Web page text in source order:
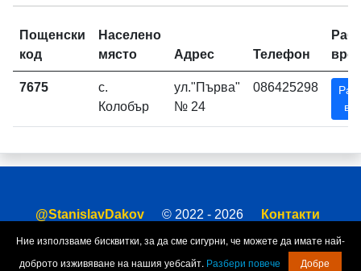
Пощенски
код
Населено
място
Адрес Телефон
7675
с.
Колобър
ул."Първа"
№ 24
086425298
@StanislavDakov © 2022 - 2026
Контакти
Ние използваме бисквитки, за да сме сигурни, че можете да имате най-
доброто изживяване на нашия уебсайт. Разбери повече Добре